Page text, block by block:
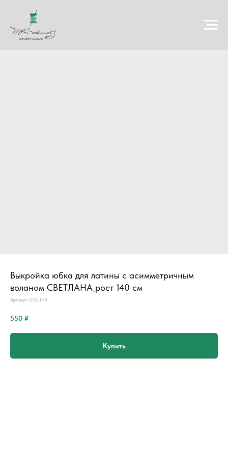
Выкройка юбка для латины с асимметричным
воланом СВЕТЛАНА_рост 140 см
Артикул: USS-140
550 ₽
Купить